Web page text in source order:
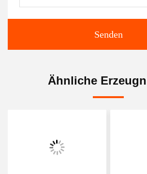
Senden
Ähnliche